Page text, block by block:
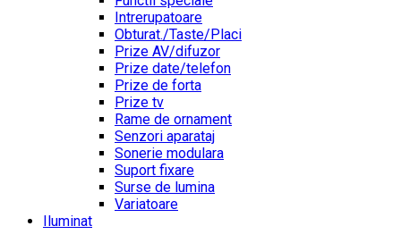
Intrerupatoare
Obturat./Taste/Placi
Prize AV/difuzor
Prize date/telefon
Prize de forta
Prize tv
Rame de ornament
Senzori aparataj
Sonerie modulara
Suport fixare
Surse de lumina
Variatoare
Iluminat